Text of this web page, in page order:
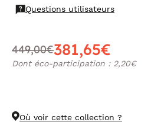
Questions utilisateurs
449,00€381,65€
Dont éco-participation : 2,20€
Où voir cette collection ?